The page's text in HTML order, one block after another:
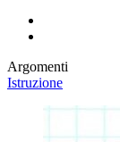
Argomenti
Istruzione